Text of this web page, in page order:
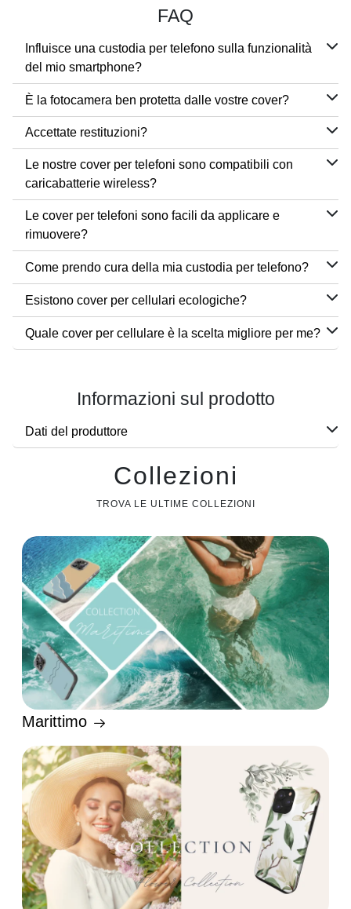
FAQ
Influisce una custodia per telefono sulla funzionalità
del mio smartphone?
È la fotocamera ben protetta dalle vostre cover?
Accettate restituzioni?
Le nostre cover per telefoni sono compatibili con
caricabatterie wireless?
Le cover per telefoni sono facili da applicare e
rimuovere?
Come prendo cura della mia custodia per telefono?
Esistono cover per cellulari ecologiche?
Quale cover per cellulare è la scelta migliore per me?
Informazioni sul prodotto
Dati del produttore
Collezioni
TROVA LE ULTIME COLLEZIONI
Marittimo